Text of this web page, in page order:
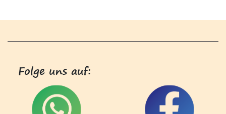
Folge uns auf: